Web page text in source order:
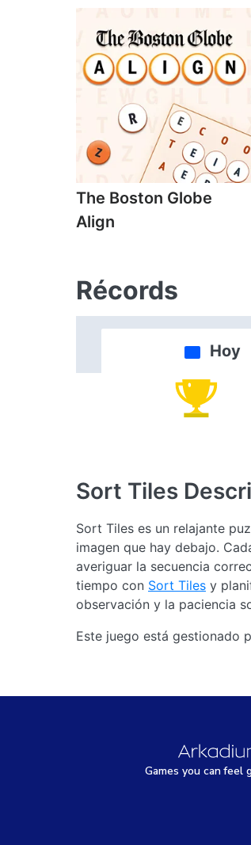
The Boston Globe
Align
Récords
Hoy
Sort Tiles
Sort Tiles es un relajante
imagen que hay debajo.
averiguar la secuencia
tiempo con Sort Tiles y
observación y la paciencia
Este juego está gestionado
Games you canfeel